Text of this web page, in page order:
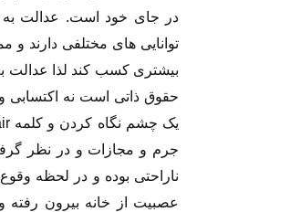
در جای خود است. عدالت به
توانایی های مختلفی دارند
بیشتری کسب کند لذا عدالت
حقوق ذاتی است نه اکتسابی
جرم و مجازات و در نظر
ناراحتی بوده و در لحظه
عصبیت از خانه بیرون